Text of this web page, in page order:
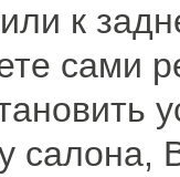
к
сами
салона,